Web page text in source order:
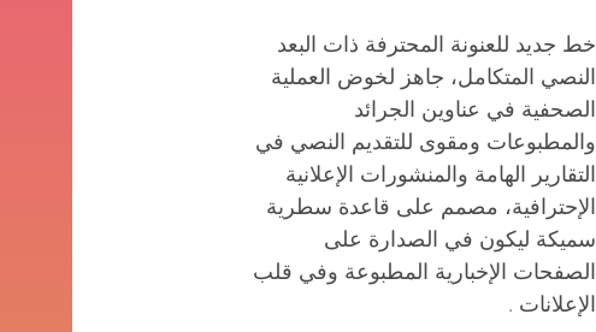
خط جديد للعنونة المحترفة ذات البعد
النصي المتكامل، جاهز لخوض العملية
الصحفية في عناوين الجرائد
والمطبوعات ومقوى للتقديم النصي في
التقارير الهامة والمنشورات الإعلانية
الإحترافية، مصمم على قاعدة سطرية
سميكة ليكون في الصدارة على
الصفحات الإخبارية المطبوعة وفي قلب
الإعلانات .